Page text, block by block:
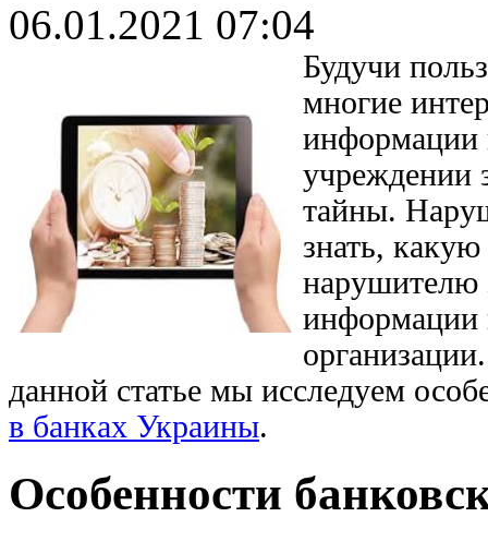
06.01.2021 07:04
Будучи
многие
информации
учреждении
тайны.
знать, какую
нарушителю
информации
данной статье мы исследуем
в банках Украины.
Особенности